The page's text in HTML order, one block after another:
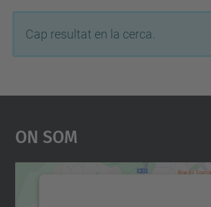
Cap resultat en la cerca.
On Som